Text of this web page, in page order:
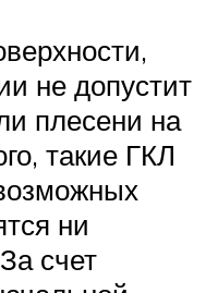
не допустит
плесени на
такие ГКЛ
ни
счет